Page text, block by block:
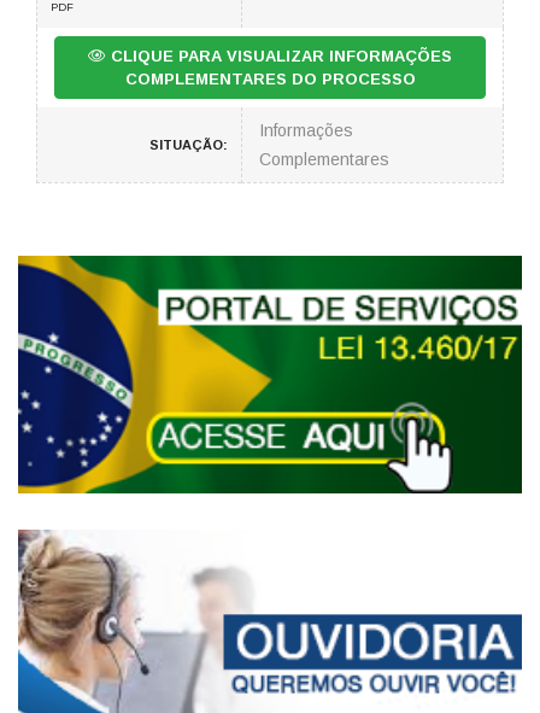
PDF
CLIQUE PARA VISUALIZAR INFORMAÇÕES
COMPLEMENTARES DO PROCESSO
SITUAÇÃO:
Informações
Complementares